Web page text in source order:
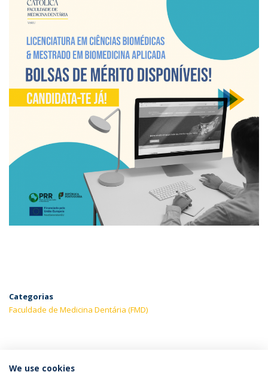
Categorias
Faculdade de Medicina Dentária (FMD)
ÚLTIMAS NOTÍCIAS
We use cookies